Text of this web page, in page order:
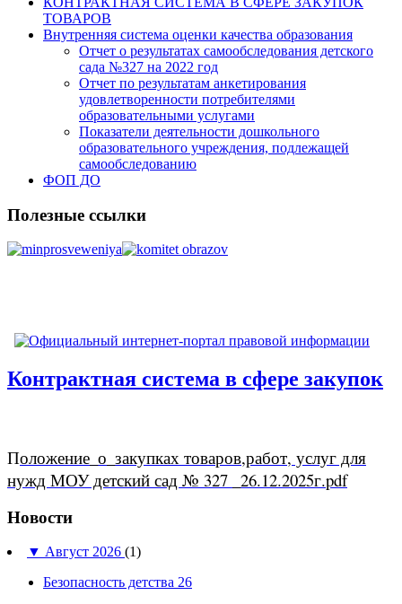
ТОВАРОВ
Внутренняя система оценки качества образования
Отчет о результатах самообследования детского
сада №327 на 2022 год
Отчет по результатам анкетирования
удовлетворенности потребителями
образовательными услугами
Показатели деятельности дошкольного
образовательного учреждения, подлежащей
самообследованию
ФОП ДО
Полезные ссылки
Контрактная система в сфере закупок
Положение_о_закупках товаров,работ, услуг для
нужд МОУ детский сад № 327 _26.12.2025г.pdf
Новости
▼ Август 2026 (1)
Безопасность детства 26